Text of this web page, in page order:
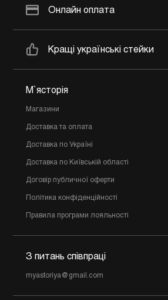
Онлайн оплата
Кращі українські стейки
М`ясторія
Магазини
Доставка та оплата
Доставка по Україні
Доставка по Київській області
Договір публичної оферти
Політика конфіденційності
Правила програми лояльності
З питань співпраці
myastoriya@gmail.com